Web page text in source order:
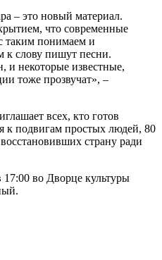
– это новый материал.
что современные
таким понимаем и
слову пишут песни.
и некоторые известные,
тоже прозвучат», –
всех, кто готов
к подвигам простых людей, 80
страну ради
17:00 во Дворце культуры